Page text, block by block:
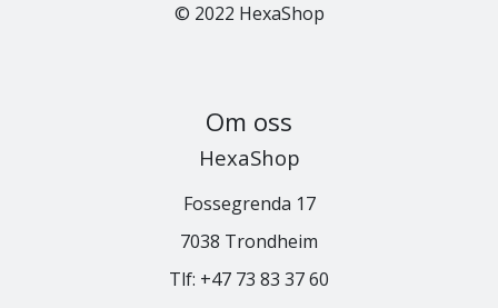
© 2022 HexaShop
Om oss
HexaShop
Fossegrenda 17
7038 Trondheim
Tlf: +47 73 83 37 60